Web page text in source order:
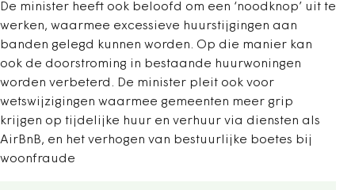
De minister heeft ook beloofd om een ‘noodknop’ uit te
werken, waarmee excessieve huurstijgingen aan
banden gelegd kunnen worden. Op die manier kan
ook de doorstroming in bestaande huurwoningen
worden verbeterd. De minister pleit ook voor
wetswijzigingen waarmee gemeenten meer grip
krijgen op tijdelijke huur en verhuur via diensten als
AirBnB, en het verhogen van bestuurlijke boetes bij
woonfraude